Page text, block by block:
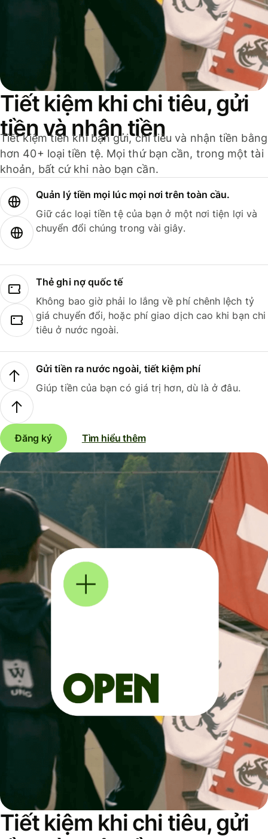
Tiết kiệm khi chi tiêu, gửi
tiền và nhận tiền
Tiết kiệm tiền khi bạn gửi, chi tiêu và nhận tiền bằng
hơn 40+ loại tiền tệ. Mọi thứ bạn cần, trong một tài
khoản, bất cứ khi nào bạn cần.
Quản lý tiền mọi lúc mọi nơi trên toàn cầu.
Giữ các loại tiền tệ của bạn ở một nơi tiện lợi và
chuyển đổi chúng trong vài giây.
Thẻ ghi nợ quốc tế
Không bao giờ phải lo lắng về phí chênh lệch tỷ
giá chuyển đổi, hoặc phí giao dịch cao khi bạn chi
tiêu ở nước ngoài.
Gửi tiền ra nước ngoài, tiết kiệm phí
Giúp tiền của bạn có giá trị hơn, dù là ở đâu.
Đăng ký Tìm hiểu thêm
Tiết kiệm khi chi tiêu, gửi